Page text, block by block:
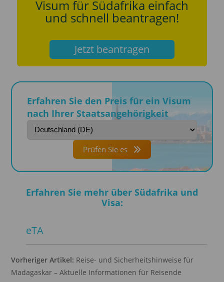
Visum für Südafrika einfach
und schnell beantragen!
Jetzt beantragen
Erfahren Sie den Preis für ein Visum
nach Ihrer Staatsangehörigkeit
Prüfen Sie es
Erfahren Sie mehr über Südafrika und
Visa:
eTA
Vorheriger Artikel: Reise- und Sicherheitshinweise für
Madagaskar – Aktuelle Informationen für Reisende